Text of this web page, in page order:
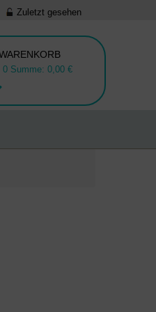
Zuletzt gesehen
0 Summe: 0,00 €